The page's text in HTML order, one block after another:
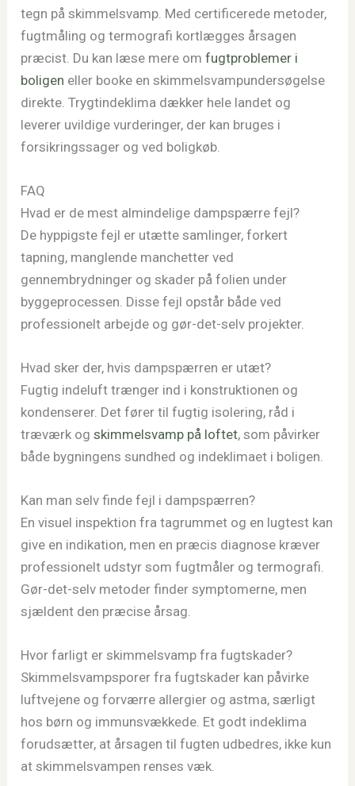
tegn på skimmelsvamp. Med certificerede metoder,
fugtmåling og termografi kortlægges årsagen
præcist. Du kan læse mere omfugtproblemer i
boligen eller booke en skimmelsvampundersøgelse
direkte. Trygtindeklima dækker hele landet og
leverer uvildige vurderinger, der kan bruges i
forsikringssager og ved boligkøb.
FAQ
Hvad er de mest almindelige dampspærre fejl?
De hyppigste fejl er utætte samlinger, forkert
tapning, manglende manchetter ved
gennembrydninger og skader på folien under
byggeprocessen. Disse fejl opstår både ved
professionelt arbejde og gør-det-selv projekter.
Hvad sker der, hvis dampspærren er utæt?
Fugtig indeluft trænger ind i konstruktionen og
kondenserer. Det fører til fugtig isolering, råd i
træværk ogskimmelsvamp på loftet, som påvirker
både bygningens sundhed og indeklimaet i boligen.
Kan man selv finde fejl i dampspærren?
En visuel inspektion fra tagrummet og en lugtest kan
give en indikation, men en præcis diagnose kræver
professionelt udstyr som fugtmåler og termografi.
Gør-det-selv metoder finder symptomerne, men
sjældent den præcise årsag.
Hvor farligt er skimmelsvamp fra fugtskader?
Skimmelsvampsporer fra fugtskader kan påvirke
luftvejene og forværre allergier og astma, særligt
hos børn og immunsvækkede. Et godt indeklima
forudsætter, at årsagen til fugten udbedres, ikke kun
at skimmelsvampen renses væk.